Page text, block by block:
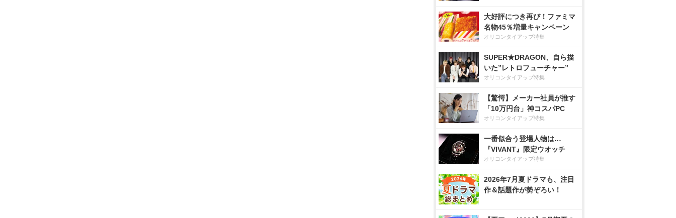
大好評につき再び！ファミマ
名物45％増量キャンペーン
オリコンタイアップ特集
SUPER★DRAGON、自ら描
いた”レトロフューチャー”
オリコンタイアップ特集
【驚愕】メーカー社員が推す
「10万円台」神コスパPC
オリコンタイアップ特集
一番似合う登場人物は…
『VIVANT』限定ウオッチ
オリコンタイアップ特集
2026年7月夏ドラマも、注目
作＆話題作が勢ぞろい！